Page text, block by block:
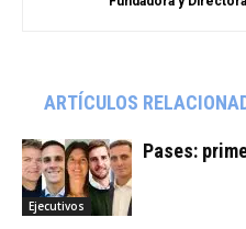
ARTÍCULOS
Ejecutivos
Pases: